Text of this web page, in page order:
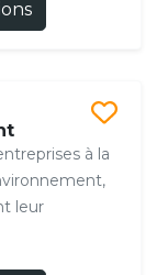
à la
leur